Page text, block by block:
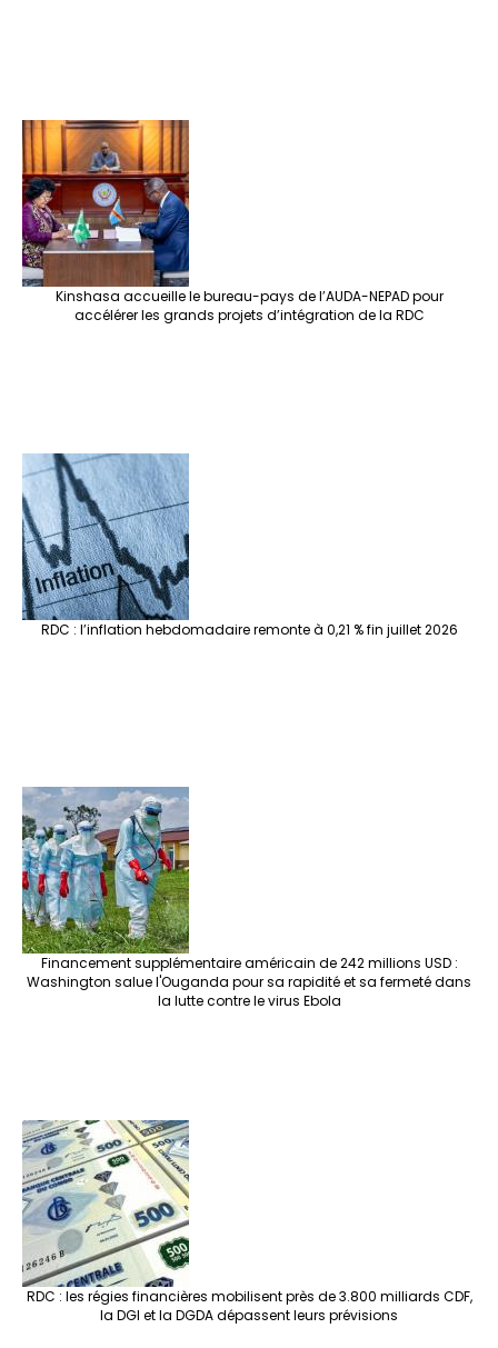
Kinshasa accueille le bureau-pays de l’AUDA-NEPAD pour
accélérer les grands projets d’intégration de la RDC
RDC : l’inflation hebdomadaire remonte à 0,21 % fin juillet 2026
Financement supplémentaire américain de 242 millions USD :
Washington salue l'Ouganda pour sa rapidité et sa fermeté dans
la lutte contre le virus Ebola
RDC : les régies financières mobilisent près de 3.800 milliards CDF,
la DGI et la DGDA dépassent leurs prévisions